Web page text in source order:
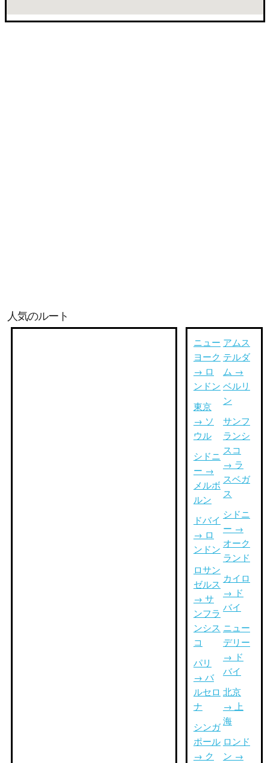
人気のルート
ニュー
ヨーク
→ ロ
ンドン
東京
→ ソ
ウル
シドニ
ー →
メルボ
ルン
ドバイ
→ ロ
ンドン
ロサン
ゼルス
→ サ
ンフラ
ンシス
コ
パリ
→ バ
ルセロ
ナ
シンガ
ポール
→ ク
アムス
テルダ
ム →
ベルリ
ン
サンフ
ランシ
スコ
→ ラ
スベガ
ス
シドニ
ー →
オーク
ランド
カイロ
→ ド
バイ
ニュー
デリー
→ ド
バイ
北京
→ 上
海
ロンド
ン →